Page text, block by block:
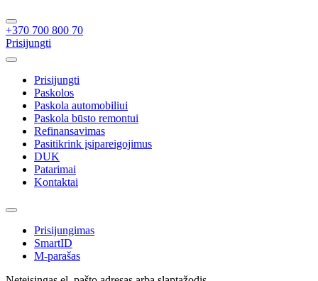
+370 700 800 70
Prisijungti
Prisijungti
Paskolos
Paskola automobiliui
Paskola būsto remontui
Refinansavimas
Pasitikrink įsipareigojimus
DUK
Patarimai
Kontaktai
Prisijungimas
SmartID
M-parašas